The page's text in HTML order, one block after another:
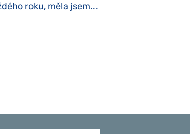
roku, měla jsem...